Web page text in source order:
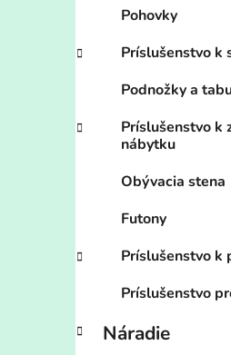
Pohovky
Príslušenstvo k
Podnožky a
Príslušenstvo k
nábytku
Obývacia stena
Futony
Príslušenstvo k
Príslušenstvo
Náradie